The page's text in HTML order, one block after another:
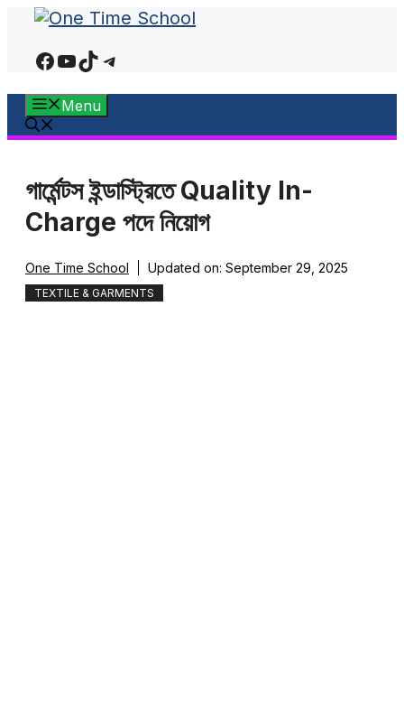
Skip
content
Facebook
YouTube
TikTokTelegram
Menu
গার্মেন্টস ইন্ডাস্ট্রিতে Quality In-
Charge পদে নিয়োগ
One Time School Updated on: September 29, 2025
TEXTILE & GARMENTS